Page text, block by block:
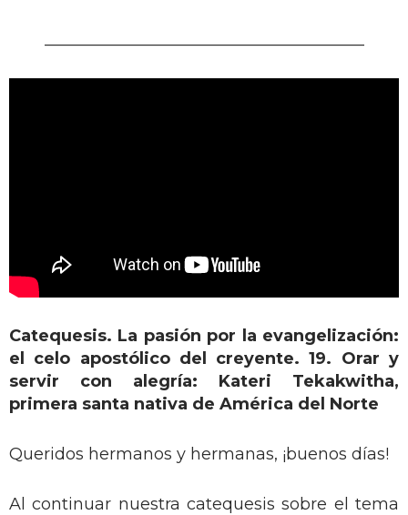
Catequesis. La pasión por la evangelización:
el celo apostólico del creyente. 19. Orar y
servir con alegría: Kateri Tekakwitha,
primera santa nativa de América del Norte
Queridos hermanos y hermanas, ¡buenos días!
Al continuar nuestra catequesis sobre el tema